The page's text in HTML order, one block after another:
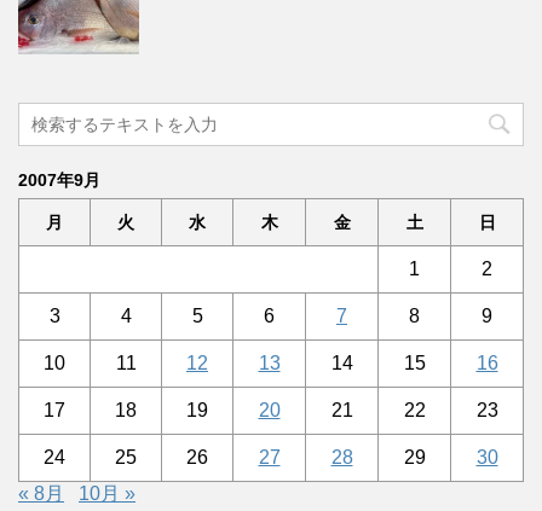
2007年9月
月 火 水 木 金 土 日
1 2
3 4 5 6 7 8 9
10 11 12 13 14 15 16
17 18 19 20 21 22 23
24 25 26 27 28 29
30
« 8月
10月 »